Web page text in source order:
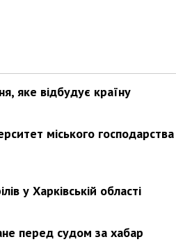
яке відбудує країну
міського
у Харківській області
перед судом за хабар